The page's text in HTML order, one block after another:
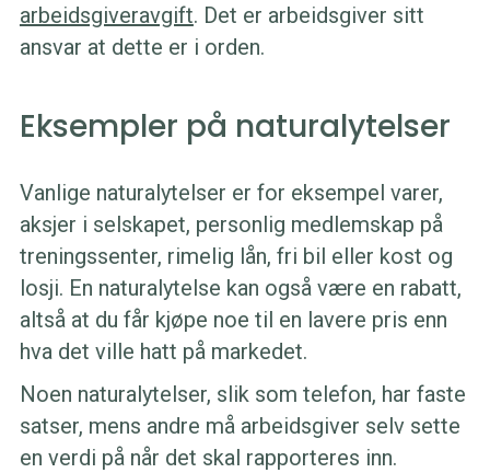
arbeidsgiveravgift. Det er arbeidsgiver sitt
ansvar at dette er i orden.
Eksempler på naturalytelser
Vanlige naturalytelser er for eksempel varer,
aksjer i selskapet, personlig medlemskap på
treningssenter, rimelig lån, fri bil eller kost og
losji. En naturalytelse kan også være en rabatt,
altså at du får kjøpe noe til en lavere pris enn
hva det ville hatt på markedet.
Noen naturalytelser, slik som telefon, har faste
satser, mens andre må arbeidsgiver selv sette
en verdi på når det skal rapporteres inn.